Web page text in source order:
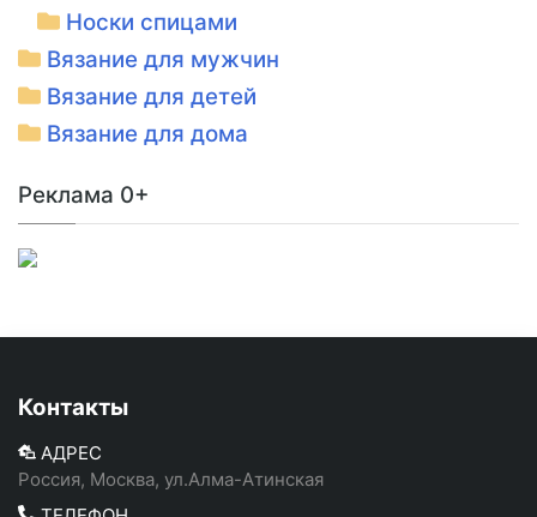
Носки спицами
Вязание для мужчин
Вязание для детей
Вязание для дома
Реклама 0+
Контакты
АДРЕС
Россия, Москва, ул.Алма-Атинская